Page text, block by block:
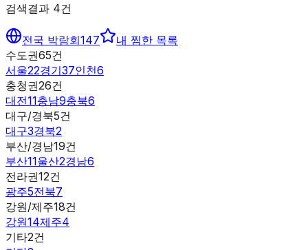
검색결과 4건
전국 박람회147
내 찜한 목록
수도권65건
서울22경기37인천6
충청권26건
대전11충남9충북6
대구/경북5건
대구3경북2
부산/경남19건
부산11울산2경남6
전라권12건
광주5전북7
강원/제주18건
강원14제주4
기타2건